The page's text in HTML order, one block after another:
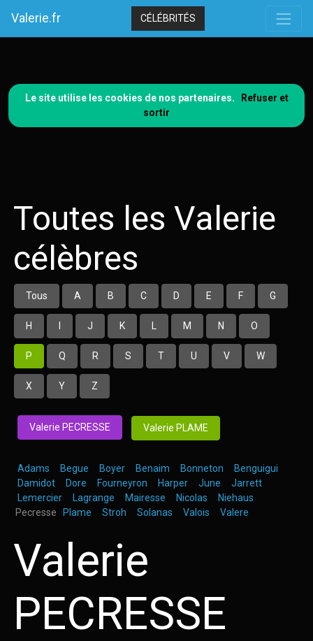
Le site utilise les cookies de nos partenaires.
Refuser et
sortir
Valerie.fr CÉLÉBRITÉS
Toutes les Valerie
célèbres
Tous A B C D E F G
H J K M N O
P Q R S T U V W
X Y Z
Valerie PECRESSE Valerie PLAME
Adams Begue Boyer Benaim Bonneton
Benguigui
Damidot
Dore Fourneyron Harper June
Jarrett
Lemercier
Lagrange Mairesse Nicolas
Niehaus
Pecresse
Plame Stroh Solanas Valois Valere
Valerie
PECRESSE